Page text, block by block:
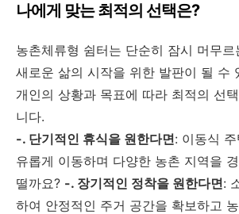
나에게 맞는 최적의 선택은?
농촌체류형 쉼터는 단순히 잠시 머무
새로운 삶의 시작을 위한 발판이 될 수
개인의 상황과 목표에 따라 최적의 선
니다.
-. 단기적인 휴식을 원한다면: 이동식
유롭게 이동하며 다양한 농촌 지역을
떨까요? -. 장기적인 정착을 원한다면:
하여 안정적인 주거 공간을 확보하고